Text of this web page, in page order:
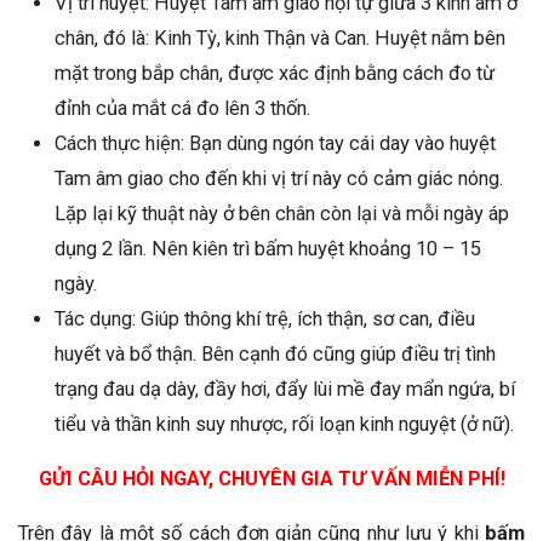
chân, đó là: Kinh Tỳ, kinh Thận và Can. Huyệt nằm bên
mặt trong bắp chân, được xác định bằng cách đo từ
đỉnh của mắt cá đo lên 3 thốn.
Cách thực hiện: Bạn dùng ngón tay cái day vào huyệt
Tam âm giao cho đến khi vị trí này có cảm giác nóng.
Lặp lại kỹ thuật này ở bên chân còn lại và mỗi ngày áp
dụng 2 lần. Nên kiên trì bấm huyệt khoảng 10 – 15
ngày.
Tác dụng: Giúp thông khí trệ, ích thận, sơ can, điều
huyết và bổ thận. Bên cạnh đó cũng giúp điều trị tình
trạng đau dạ dày, đầy hơi, đẩy lùi mề đay mẩn ngứa, bí
tiểu và thần kinh suy nhược, rối loạn kinh nguyệt (ở nữ).
GỬI CÂU HỎI NGAY, CHUYÊN GIA TƯ VẤN MIỄN PHÍ!
Trên đây là một số cách đơn giản cũng như lưu ý khi bấm